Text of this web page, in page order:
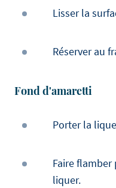
Lisser la
Réserver au
Fond d'amaretti
Porter la
Faire
liquer.